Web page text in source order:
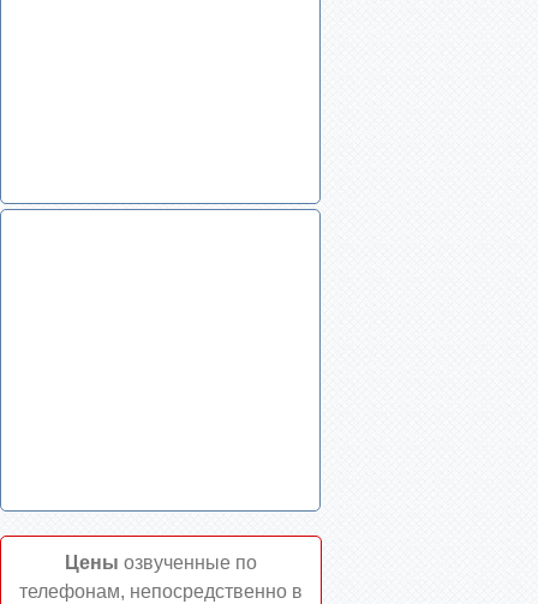
Цены озвученные по
телефонам, непосредственно в